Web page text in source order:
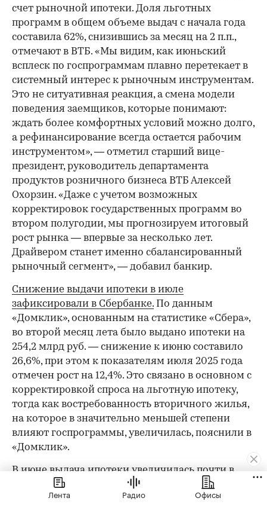
счет рыночной ипотеки. Доля льготных
программ в общем объеме выдач с начала года
составила 62%, снизившись за месяц на 2 п.п.,
отмечают в ВТБ. «Мы видим, как июньский
всплеск по госпрограммам плавно перетекает в
системный интерес к рыночным инструментам.
Это не ситуативная реакция, а смена модели
поведения заемщиков, которые понимают:
ждать более комфортных условий можно долго,
а рефинансирование всегда остается рабочим
инструментом», — отметил старший вице-
президент, руководитель департамента
продуктов розничного бизнеса ВТБ Алексей
Охорзин. «Даже с учетом возможных
корректировок государственных программ во
втором полугодии, мы прогнозируем итоговый
рост рынка — впервые за несколько лет.
Драйвером станет именно сбалансированный
рыночный сегмент», — добавил банкир.
Снижение выдачи ипотеки в июле
зафиксировали в Сбербанке. По данным
«Домклик», основанным на статистике «Сбера»,
во второй месяц лета было выдано ипотеки на
254,2 млрд руб. — снижение к июню составило
26,6%, при этом к показателям июля 2025 года
отмечен рост на 12,4%. Это связано в основном с
корректировкой спроса на льготную ипотеку,
тогда как востребованность вторичного жилья,
на которое в значительно меньшей степени
влияют госпрограммы, увеличилась, пояснили в
«Домклик».
В июне выдача ипотеки увеличилась почти в
полтора раза
. Такой рост связан с ожидаемыми
июльскими изменениями по семейной ипотеке.
Лента Радио Офисы